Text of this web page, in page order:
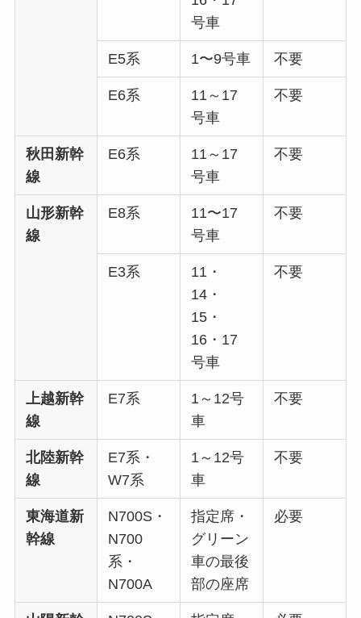
号車
E5系 1〜9号車 不要
E6系
11～17
号車
不要
秋田新幹
線
E6系
11～17
号車
不要
山形新幹
線
E8系
11〜17
号車
不要
E3系
11・
14・
15・
16・17
号車
不要
上越新幹
線
E7系
1～12号
車
不要
北陸新幹
線
E7系・
W7系
1～12号
車
不要
東海道新
幹線
N700S・
N700
系・
N700A
指定席・
グリーン
車の最後
部の座席
必要